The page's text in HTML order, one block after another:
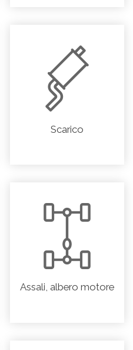
Scarico
Assali, albero motore